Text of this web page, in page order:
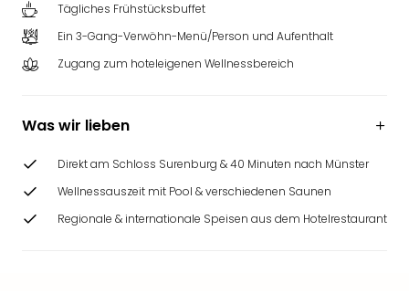
Tägliches Frühstücksbuffet
Ein 3-Gang-Verwöhn-Menü/Person und Aufenthalt
Zugang zum hoteleigenen Wellnessbereich
Was wir lieben
Direkt am Schloss Surenburg & 40 Minuten nach Münster
Wellnessauszeit mit Pool & verschiedenen Saunen
Regionale & internationale Speisen aus dem Hotelrestaurant